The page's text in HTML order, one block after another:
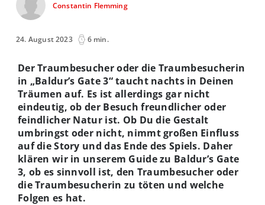
Constantin Flemming
24. August 2023 6 min.
Der Traumbesucher oder die Traumbesucherin
in „Baldur’s Gate 3“ taucht nachts in Deinen
Träumen auf. Es ist allerdings gar nicht
eindeutig, ob der Besuch freundlicher oder
feindlicher Natur ist. Ob Du die Gestalt
umbringst oder nicht, nimmt großen Einfluss
auf die Story und das Ende des Spiels. Daher
klären wir in unserem Guide zu Baldur’s Gate
3, ob es sinnvoll ist, den Traumbesucher oder
die Traumbesucherin zu töten und welche
Folgen es hat.